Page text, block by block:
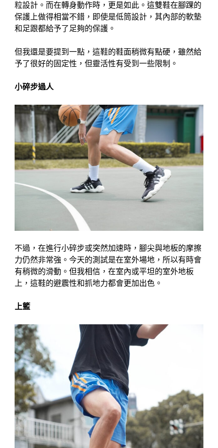
粒設計。而在轉身動作時，更是如此。這雙鞋在腳踝的
保護上做得相當不錯，即使是低筒設計，其內部的軟墊
和足跟都給予了足夠的保護。
但我還是要提到一點，這鞋的鞋面稍微有點硬，雖然給
予了很好的固定性，但靈活性有受到一些限制。
小碎步過人
不過，在進行小碎步或突然加速時，腳尖與地板的摩擦
力仍然非常強。今天的測試是在室外場地，所以有時會
有稍微的滑動。但我相信，在室內或平坦的室外地板
上，這鞋的避震性和抓地力都會更加出色。
上籃